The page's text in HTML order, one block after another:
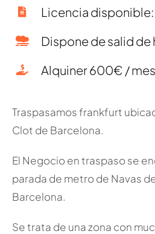
Licencia
Dispone de salid de
Alquiner 600€ /
Traspasamos frankfurt
Clot de Barcelona.
El Negocio en traspaso se
parada de metro de Navas
Barcelona.
Se trata de una zona con